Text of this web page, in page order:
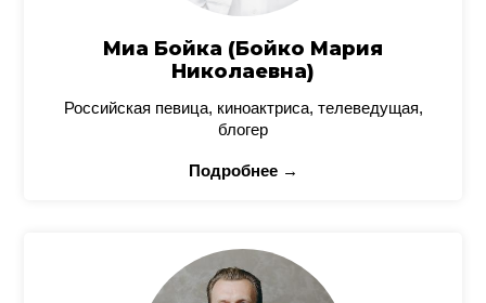
Миа Бойка (Бойко Мария
Николаевна)
Российская певица, киноактриса, телеведущая,
блогер
Подробнее →